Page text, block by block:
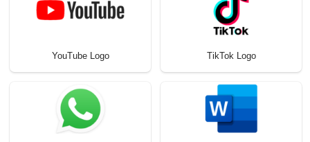
YouTube Logo TikTok Logo